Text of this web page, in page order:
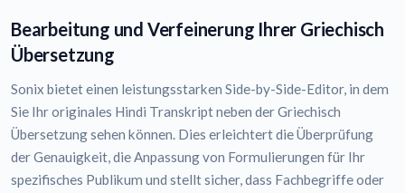
Bearbeitung und Verfeinerung Ihrer Griechisch
Übersetzung
Sonix bietet einen leistungsstarken Side-by-Side-Editor, in dem
Sie Ihr originales Hindi Transkript neben der Griechisch
Übersetzung sehen können. Dies erleichtert die Überprüfung
der Genauigkeit, die Anpassung von Formulierungen für Ihr
spezifisches Publikum und stellt sicher, dass Fachbegriffe oder